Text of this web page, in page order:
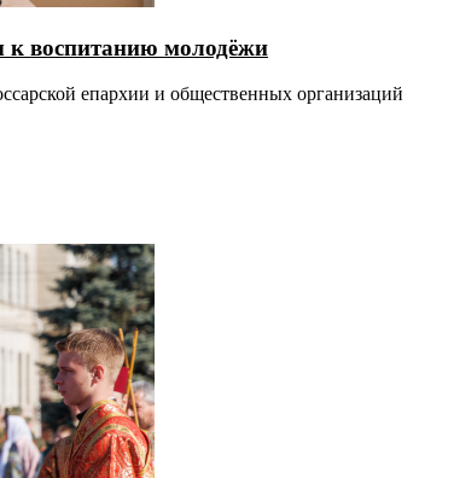
к воспитанию молодёжи
епархии и общественных организаций